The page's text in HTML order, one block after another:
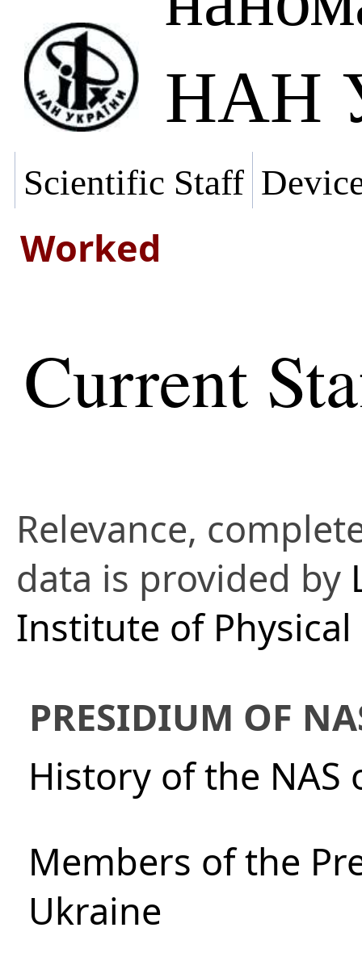
НАН
Scientific Staff
Worked
Current
Relevance,
data is provided by
Institute of
PRESIDIUM OF
History of the NAS
Members of the
Ukraine